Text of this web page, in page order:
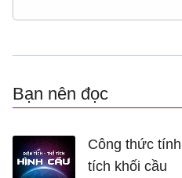
Bạn nên đọc
Công thức
tích khối cầu